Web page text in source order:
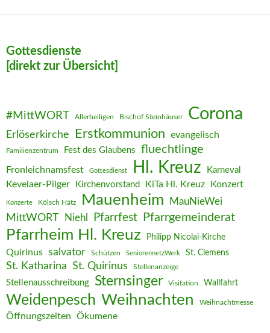
Gottesdienste
[direkt zur Übersicht]
#MittWORT Allerheiligen Bischof Steinhäuser Corona
Erlöserkirche Erstkommunion evangelisch
Familienzentrum Fest des Glaubens fluechtlinge
Fronleichnamsfest Gottesdienst Hl. Kreuz Karneval
Kevelaer-Pilger Kirchenvorstand KiTa Hl. Kreuz Konzert
Konzerte Kölsch Hätz Mauenheim MauNieWei
MittWORT Niehl Pfarrfest Pfarrgemeinderat
Pfarrheim Hl. Kreuz Philipp Nicolai-Kirche
Quirinus salvator Schützen SeniorennetzWerk St. Clemens
St. Katharina St. Quirinus Stellenanzeige
Stellenausschreibung Sternsinger Visitation Wallfahrt
Weidenpesch Weihnachten Weihnachtmesse
Öffnungszeiten Ökumene